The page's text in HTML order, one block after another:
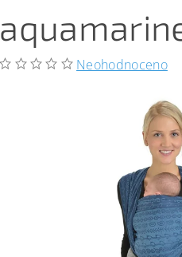
Neohodnoceno